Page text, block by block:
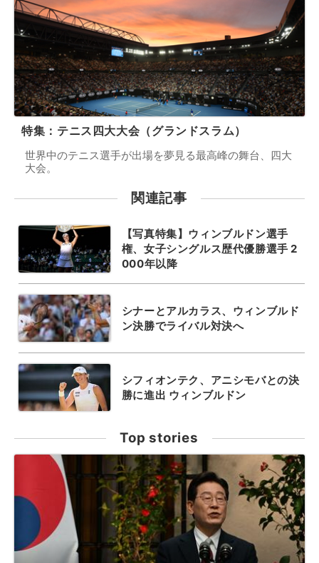
特集：テニス四大大会（グランドスラム）
世界中のテニス選手が出場を夢見る最高峰の舞台、四大
大会。
関連記事
【写真特集】ウィンブルドン選手
権、女子シングルス歴代優勝選手 2
000年以降
シナーとアルカラス、ウィンブルド
ン決勝でライバル対決へ
シフィオンテク、アニシモバとの決
勝に進出 ウィンブルドン
Top stories